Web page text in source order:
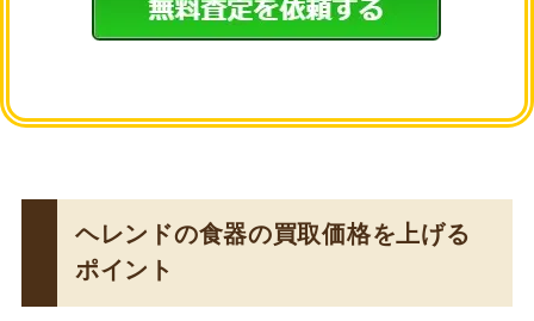
ヘレンドの食器の買取価格を上げる
ポイント